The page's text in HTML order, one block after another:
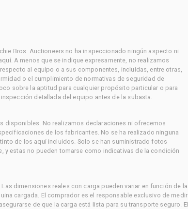
Bros. Auctioneers no ha inspeccionado ningún aspecto ni
A menos que se indique expresamente, no realizamos
al equipo o a sus componentes, incluidas, entre otras,
o el cumplimiento de normativas de seguridad de
sobre la aptitud para cualquier propósito particular o para
detallada del equipo antes de la subasta.
disponibles. No realizamos declaraciones ni ofrecemos
de los fabricantes. No se ha realizado ninguna
de los aquí incluidos. Solo se han suministrado fotos
estas no pueden tomarse como indicativas de la condición
dimensiones reales con carga pueden variar en función de la
cargada. El comprador es el responsable exclusivo de medir
de que la carga está lista para su transporte seguro. El